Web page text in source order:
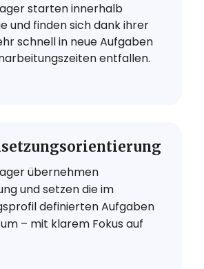
starten innerhalb
und finden sich dank ihrer
schnell in neue Aufgaben
entfallen.
übernehmen
und setzen die im
definierten Aufgaben
– mit klarem Fokus auf